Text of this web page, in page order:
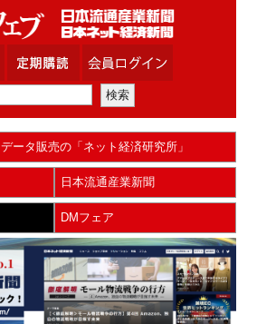
データ販売の「ネット経済研究所」
日本流通産業新聞
DMフェア